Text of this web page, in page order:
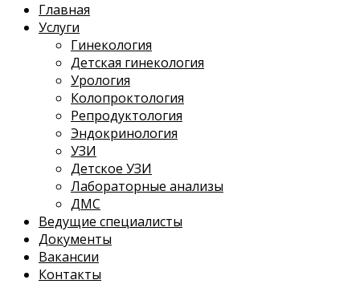
Главная
Услуги
Гинекология
Детская гинекология
Урология
Колопроктология
Репродуктология
Эндокринология
УЗИ
Детское УЗИ
Лабораторные анализы
ДМС
Ведущие специалисты
Документы
Вакансии
Контакты